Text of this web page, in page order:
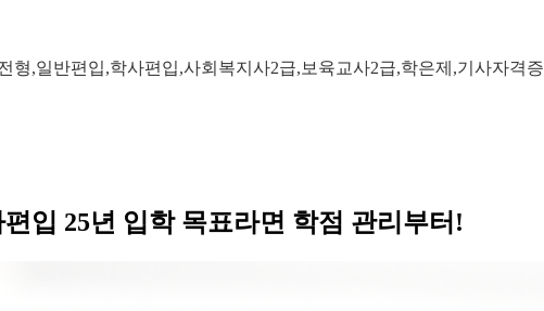
형,일반편입,학사편입,사회복지사2급,보육교사2급,학은제,기사자격증
입 25년 입학 목표라면 학점 관리부터!